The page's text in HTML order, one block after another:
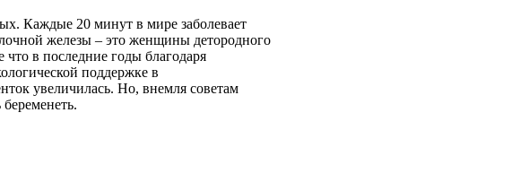
Каждые 20 минут в мире заболевает
железы – это женщины детородного
что в последние годы благодаря
поддержке в
увеличилась. Но, внемля советам